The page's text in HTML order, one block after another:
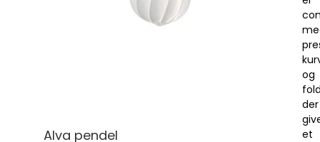
Alva pendel
og
der
et